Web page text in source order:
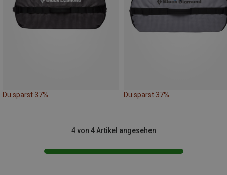
Du sparst 37% Du sparst 37%
4 von 4 Artikel angesehen